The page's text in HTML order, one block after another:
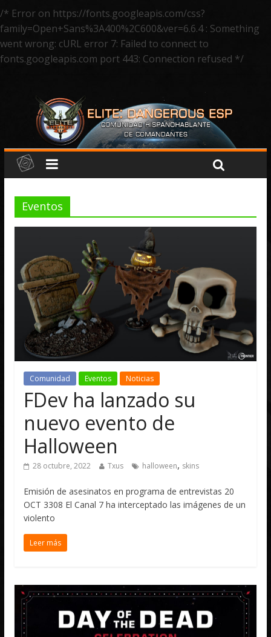
/* Error on https://fonts.googleapis.com/css?
family=Open+Sans%3A400%2C600&ver=6.6.4 : Something
went wrong: cURL error 7: Failed to connect to
fonts.googleapis.com port 443: Connection refused */
Eventos
Comunidad Eventos Noticias
FDev ha lanzado su
nuevo evento de
Halloween
28 octubre, 2022 Txus halloween, skins
Emisión de asesinatos en programa de entrevistas 20
OCT 3308 El Canal 7 ha interceptado las imágenes de un
violento
Leer más